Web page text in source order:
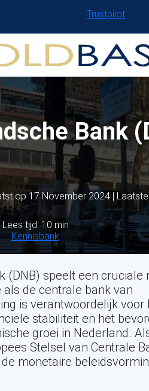
Trustpilot
Bank
op 17 November 2024 |
Lees tijd: 10 min
Kennisbank
(DNB) speelt een cruciale
de centrale bank van
is verantwoordelijk voor
stabiliteit en het
groei in Nederland.
Stelsel van Centrale
monetaire